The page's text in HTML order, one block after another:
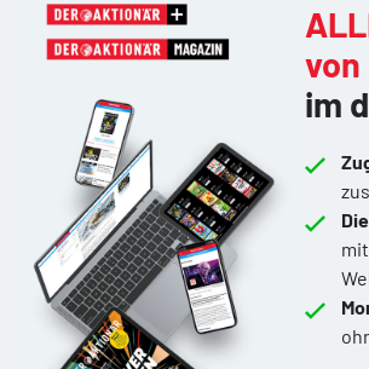
von
im
mit